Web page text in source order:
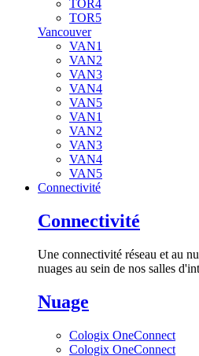
TOR4
TOR5
Vancouver
VAN1
VAN2
VAN3
VAN4
VAN5
VAN1
VAN2
VAN3
VAN4
VAN5
Connectivité
Connectivité
Une connectivité réseau et au
nuages au sein de nos salles
Nuage
Cologix OneConnect
Cologix OneConnect